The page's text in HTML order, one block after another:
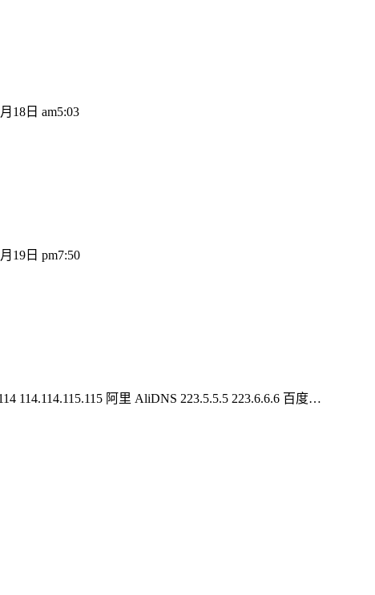
18日 am5:03
19日 pm7:50
114.114.115.115 阿里 AliDNS 223.5.5.5 223.6.6.6 百度…